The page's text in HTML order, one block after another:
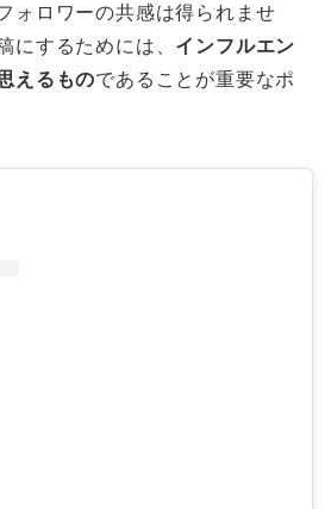
ォロワーの共感は得られませ
にするためには、 インフルエン
えるものであることが重要なポ